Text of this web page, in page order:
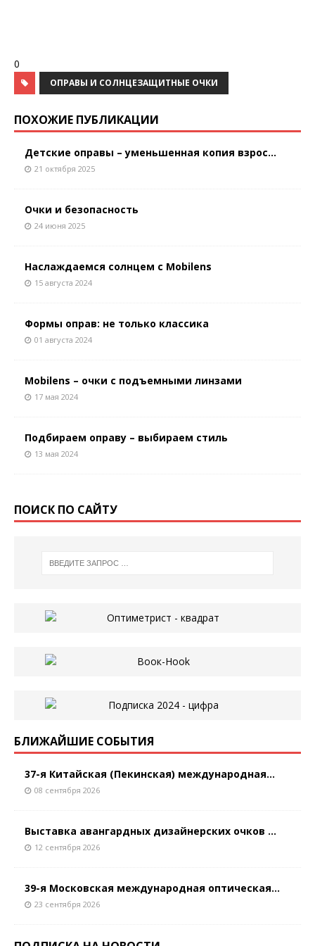
0
ОПРАВЫ И СОЛНЦЕЗАЩИТНЫЕ ОЧКИ
ПОХОЖИЕ ПУБЛИКАЦИИ
Детские оправы – уменьшенная копия взрос...
21 октября 2025
Очки и безопасность
24 июня 2025
Наслаждаемся солнцем с Mobilens
15 августа 2024
Формы оправ: не только классика
01 августа 2024
Mobilens – очки с подъемными линзами
17 мая 2024
Подбираем оправу – выбираем стиль
13 мая 2024
ПОИСК ПО САЙТУ
БЛИЖАЙШИЕ СОБЫТИЯ
37-я Китайская (Пекинская) международная...
08 сентября 2026
Выставка авангардных дизайнерских очков ...
12 сентября 2026
39-я Московская международная оптическая...
23 сентября 2026